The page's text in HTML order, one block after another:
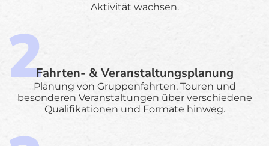
Aktivität wachsen.
Fahrten- & Veranstaltungsplanung
Planung von Gruppenfahrten, Touren und
besonderen Veranstaltungen über verschiedene
Qualifikationen und Formate hinweg.